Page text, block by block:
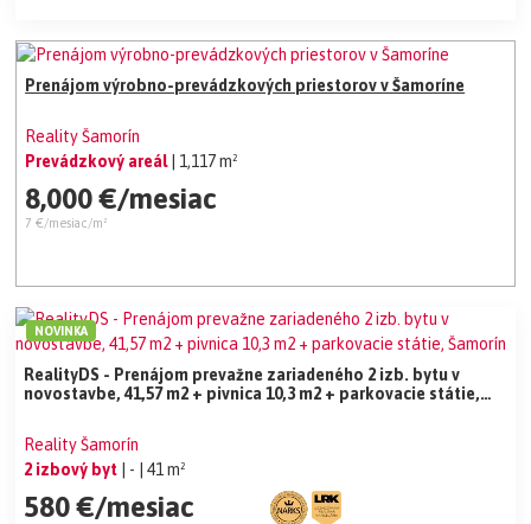
Prenájom výrobno-prevádzkových priestorov v Šamoríne
Reality Šamorín
Prevádzkový areál| 1,117 m²
8,000 €/mesiac
7 €/mesiac/m²
RealityDS - Prenájom prevažne zariadeného 2 izb. bytu v
novostavbe, 41,57 m2 + pivnica 10,3 m2 + parkovacie státie,
Reality Šamorín
2 izbový byt
| - | 41 m²
580 €/mesiac
NOVINKA